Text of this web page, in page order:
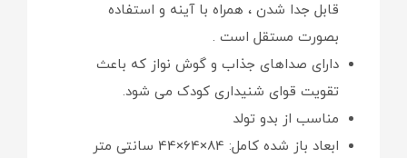
قابل جدا شدن ، همراه با آینه و استفاده
بصورت مستقل است .
دارای صداهای جذاب و گوش نواز که باعث
تقویت قوای شنیداری کودک می شود.
مناسب از بدو تولد
ابعاد باز شده کامل: 84×64×44 سانتی متر